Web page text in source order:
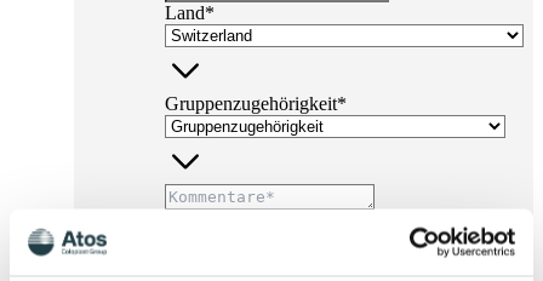
Land*
Gruppenzugehörigkeit*